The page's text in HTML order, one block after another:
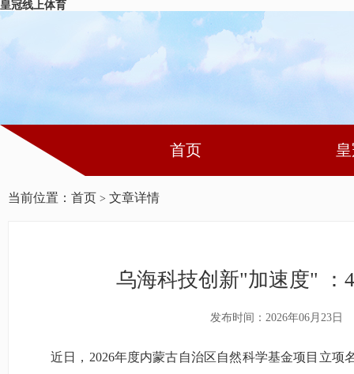
皇冠线上体育
首页
当前位置： 首页 > 文章详情
乌海科技创新"加速度" ：
发布时间：2026年06月23日
近日，2026年度内蒙古自治区自然科学基金项目立